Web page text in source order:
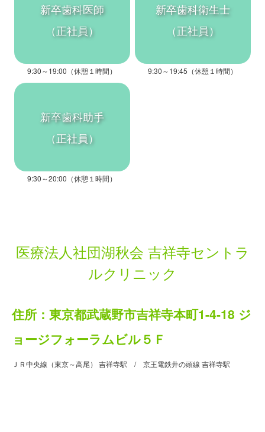
新卒歯科医師
（正社員）
9:30～19:00（休憩１時間）
新卒歯科衛生士
（正社員）
9:30～19:45（休憩１時間）
新卒歯科助手
（正社員）
9:30～20:00（休憩１時間）
医療法人社団湖秋会 吉祥寺セントラ
ルクリニック
住所：東京都武蔵野市吉祥寺本町1-4-18 ジ
ョージフォーラムビル５Ｆ
ＪＲ中央線（東京～高尾） 吉祥寺駅 / 京王電鉄井の頭線 吉祥寺駅